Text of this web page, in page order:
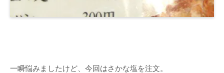
一瞬悩みましたけど、今回はさかな塩を注文。